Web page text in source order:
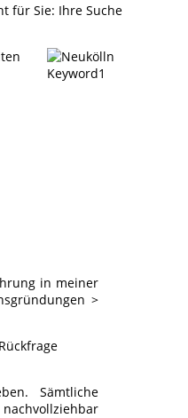
für Sie: Ihre Suche
in meiner
>
Sämtliche